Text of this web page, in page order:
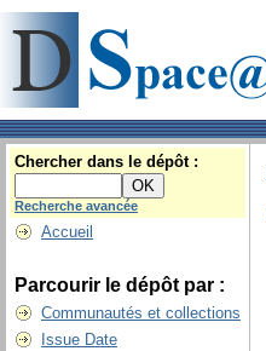
Chercher dans le dépôt :
Recherche avancée
Accueil
Parcourir le dépôt par :
Communautés et collections
Issue Date